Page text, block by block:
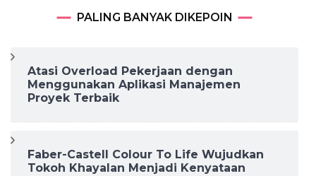
PALING BANYAK DIKEPOIN
Atasi Overload Pekerjaan dengan
Menggunakan Aplikasi Manajemen
Proyek Terbaik
Faber-Castell Colour To Life Wujudkan
Tokoh Khayalan Menjadi Kenyataan